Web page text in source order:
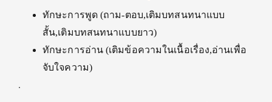
ทักษะการพูด (ถาม-ตอบ,เติมบทสนทนาแบบ
สั้น,เติมบทสนทนาแบบยาว)
ทักษะการอ่าน (เติมข้อความในเนื้อเรื่อง,อ่านเพื่อ
จับใจความ)
.